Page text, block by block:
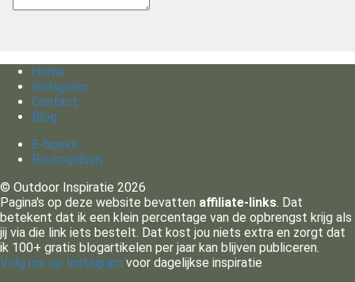
Home
Instagram
Contact
Blog
E-books
Routegidsen
© Outdoor Inspiratie 2026
Pagina's op deze website bevatten affiliate-links. Dat
betekent dat ik een klein percentage van de opbrengst krijg als
jij via die link iets bestelt. Dat kost jou niets extra en zorgt dat
ik 100+ gratis blogartikelen per jaar kan blijven publiceren.
Volg me op Instagram voor dagelijkse inspiratie